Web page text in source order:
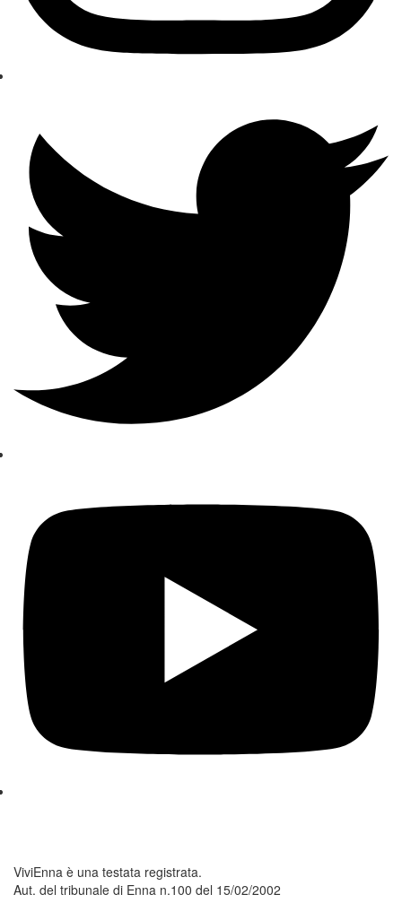
ViviEnna è una testata registrata.
Aut. del tribunale di Enna n.100 del 15/02/2002